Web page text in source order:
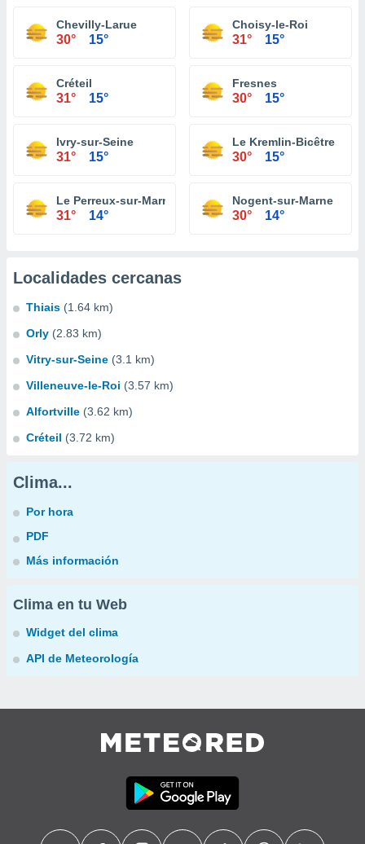
Chevilly-Larue
30° 15°
Choisy-le-Roi
31° 15°
Créteil
31° 15°
Fresnes
30° 15°
Ivry-sur-Seine
31° 15°
Le Kremlin-Bicêtre
30° 15°
Le Perreux-sur-Marne
31° 14°
Nogent-sur-Marne
30° 14°
Localidades cercanas
Thiais (1.64 km)
Orly (2.83 km)
Vitry-sur-Seine (3.1 km)
Villeneuve-le-Roi (3.57 km)
Alfortville (3.62 km)
Créteil (3.72 km)
Clima...
Por hora
PDF
Más información
Clima en tu Web
Widget del clima
API de Meteorología